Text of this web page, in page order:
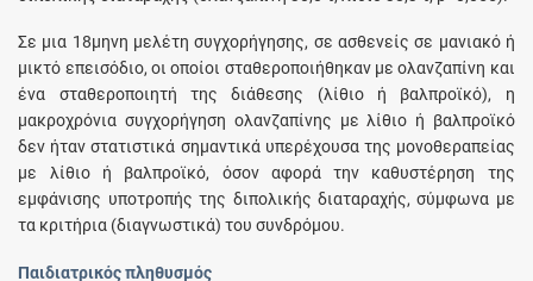
Σε μια 18μηνη μελέτη συγχορήγησης, σε ασθενείς σε μανιακό ή
μικτό επεισόδιο, οι οποίοι σταθεροποιήθηκαν με ολανζαπίνη και
ένα σταθεροποιητή της διάθεσης (λίθιο ή βαλπροϊκό), η
μακροχρόνια συγχορήγηση ολανζαπίνης με λίθιο ή βαλπροϊκό
δεν ήταν στατιστικά σημαντικά υπερέχουσα της μονοθεραπείας
με λίθιο ή βαλπροϊκό, όσον αφορά την καθυστέρηση της
εμφάνισης υποτροπής της διπολικής διαταραχής, σύμφωνα με
τα κριτήρια (διαγνωστικά) του συνδρόμου.
Παιδιατρικός πληθυσμός